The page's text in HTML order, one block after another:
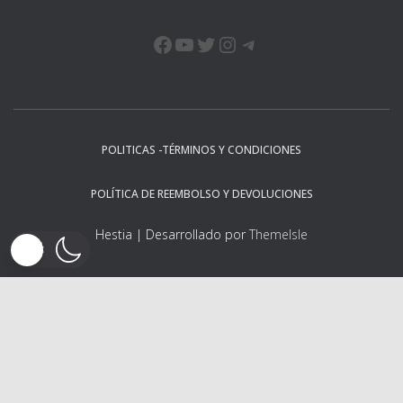
FACEBOOK YOUTUBE TWITTER INSTAGRAM
POLITICAS -TÉRMINOS Y CONDICIONES
POLÍTICA DE REEMBOLSO Y DEVOLUCIONES
Hestia | Desarrollado por ThemeIsle